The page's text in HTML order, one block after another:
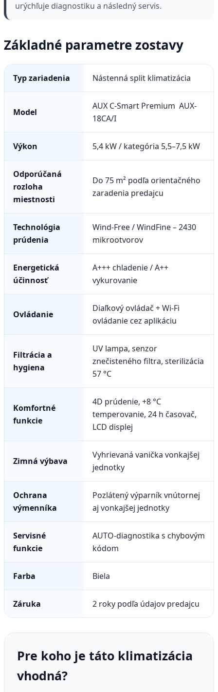
urýchľuje diagnostiku a následný servis.
Základné parametre zostavy
Typ zariadenia Nástenná split klimatizácia
Model
AUX C-Smart Premium AUX-
18CA/I
Výkon 5,4 kW / kategória 5,5–7,5 kW
Odporúčaná
rozloha
miestnosti
Do 75 m² podľa orientačného
zaradenia predajcu
Technológia
prúdenia
Wind-Free / WindFine – 2430
mikrootvorov
Energetická
účinnosť
A+++ chladenie / A++
vykurovanie
Ovládanie
Diaľkový ovládač + Wi-Fi
ovládanie cez aplikáciu
Filtrácia a
hygiena
UV lampa, senzor
znečisteného filtra, sterilizácia
57 °C
Komfortné
funkcie
4D prúdenie, +8 °C
temperovanie, 24 h časovač,
LCD displej
Zimná výbava
Vyhrievaná vanička vonkajšej
jednotky
Ochrana
výmenníka
Pozlátený výparník vnútornej
aj vonkajšej jednotky
Servisné
funkcie
AUTO-diagnostika s chybovým
kódom
Farba Biela
Záruka 2 roky podľa údajov predajcu
Pre koho je táto klimatizácia
vhodná?